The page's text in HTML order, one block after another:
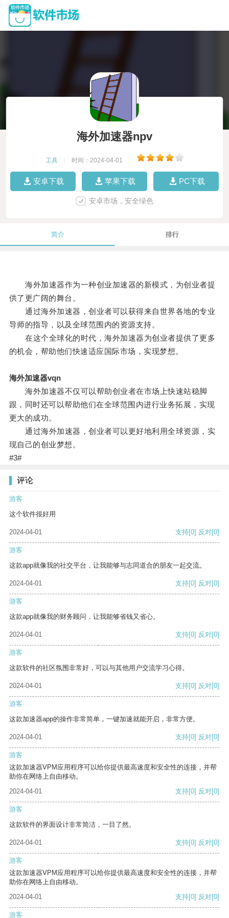
海外加速器npv
工具 时间：2024-04-01
安卓下载 苹果下载 PC下载
安卓市场，安全绿色
简介 排行
海外加速器作为一种创业加速器的新模式，为创业者提
供了更广阔的舞台。
通过海外加速器，创业者可以获得来自世界各地的专业
导师的指导，以及全球范围内的资源支持。
在这个全球化的时代，海外加速器为创业者提供了更多
的机会，帮助他们快速适应国际市场，实现梦想。
海外加速器vqn
海外加速器不仅可以帮助创业者在市场上快速站稳脚
跟，同时还可以帮助他们在全球范围内进行业务拓展，实现
更大的成功。
通过海外加速器，创业者可以更好地利用全球资源，实
现自己的创业梦想。
#3#
评论
游客
这个软件很好用
2024-04-01 支持[0] 反对[0]
游客
这款app就像我的社交平台，让我能够与志同道合的朋友一起交流。
2024-04-01 支持[0] 反对[0]
游客
这款app就像我的财务顾问，让我能够省钱又省心。
2024-04-01 支持[0] 反对[0]
游客
这款软件的社区氛围非常好，可以与其他用户交流学习心得。
2024-04-01 支持[0] 反对[0]
游客
这款加速器app的操作非常简单，一键加速就能开启，非常方便。
2024-04-01 支持[0] 反对[0]
游客
这款加速器VPM应用程序可以给你提供最高速度和安全性的连接，并帮
助你在网络上自由移动。
2024-04-01
支持[0] 反对[0]
游客
这款软件的界面设计非常简洁，一目了然。
2024-04-01 支持[0] 反对[0]
游客
这款加速器VPM应用程序可以给你提供最高速度和安全性的连接，并帮
助你在网络上自由移动。
2024-04-01
支持[0] 反对[0]
游客